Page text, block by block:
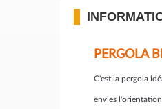
PERGOLA
C'est la pergola
envies